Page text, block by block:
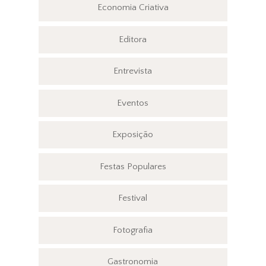
Economia Criativa
Editora
Entrevista
Eventos
Exposição
Festas Populares
Festival
Fotografia
Gastronomia